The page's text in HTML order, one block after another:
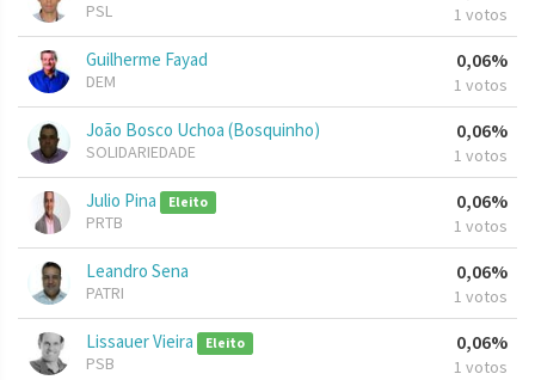
PSL 1 votos
Guilherme Fayad
DEM
0,06%
1 votos
João Bosco Uchoa (Bosquinho)
SOLIDARIEDADE
0,06%
1 votos
Julio Pina Eleito
PRTB
0,06%
1 votos
Leandro Sena
PATRI
0,06%
1 votos
Lissauer Vieira Eleito
PSB
0,06%
1 votos